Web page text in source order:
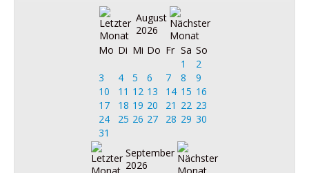
August
2026
Mo Di Mi Do Fr Sa So
1
2
3
4 5 6 7 8
9
10
11 12 13 14 15 16
17
18 19 20 21 22 23
24
25 26 27 28 29 30
31
September
2026